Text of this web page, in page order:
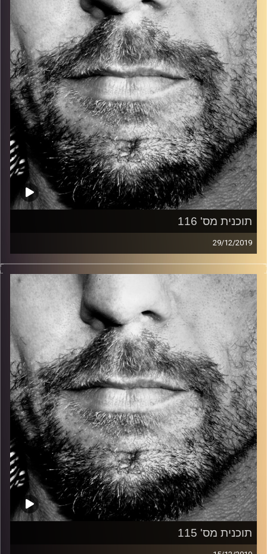
קרדיט תמונות: David Goehring
תוכנית מס' 116
29/12/2019
זיפים, מוזיקה מחוספסת של הופעות חיות. הרבה ג'אם, רוק,
בלוז, bluegrass, ג'אז, Fאנק, פרוגרסיב ואפילו אלקטרוניקה.
כל מה שחי, אמיתי ונושם.
עם שמוליק רגב.
קרדיט תמונות: David Goehring
תוכנית מס' 115